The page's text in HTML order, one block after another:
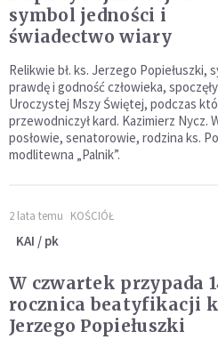
symbol jedności i
świadectwo wiary
Relikwie bł. ks. Jerzego Popiełuszki,
prawdę i godność człowieka,
Uroczystej Mszy Świętej, podczas
przewodniczył kard. Kazimierz Nycz.
posłowie, senatorowie, rodzina ks.
modlitewna „Palnik”.
2 lata temu KOŚCIÓŁ
KAI / pk
W czwartek przypada
rocznica beatyfikacji
Jerzego Popiełuszki